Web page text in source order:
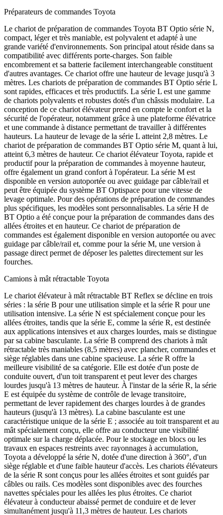
Préparateurs de commandes Toyota
Le chariot de préparation de commandes Toyota BT Optio série N,
compact, léger et très maniable, est polyvalent et adapté à une
grande variété d'environnements. Son principal atout réside dans sa
compatibilité avec différents porte-charges. Son faible
encombrement et sa batterie facilement interchangeable constituent
d'autres avantages. Ce chariot offre une hauteur de levage jusqu'à 3
mètres. Les chariots de préparation de commandes BT Optio série L
sont rapides, efficaces et très productifs. La série L est une gamme
de chariots polyvalents et robustes dotés d'un châssis modulaire. La
conception de ce chariot élévateur prend en compte le confort et la
sécurité de l'opérateur, notamment grâce à une plateforme élévatrice
et une commande à distance permettant de travailler à différentes
hauteurs. La hauteur de levage de la série L atteint 2,8 mètres. Le
chariot de préparation de commandes BT Optio série M, quant à lui,
atteint 6,3 mètres de hauteur. Ce chariot élévateur Toyota, rapide et
productif pour la préparation de commandes à moyenne hauteur,
offre également un grand confort à l'opérateur. La série M est
disponible en version autoportée ou avec guidage par câble/rail et
peut être équipée du système BT Optispace pour une vitesse de
levage optimale. Pour des opérations de préparation de commandes
plus spécifiques, les modèles sont personnalisables. La série H de
BT Optio a été conçue pour la préparation de commandes dans des
allées étroites et en hauteur. Ce chariot de préparation de
commandes est également disponible en version autoportée ou avec
guidage par câble/rail et, comme pour la série M, une version à
passage direct permet de déposer les palettes directement sur les
fourches.
Camions à mât rétractable Toyota
Le chariot élévateur à mât rétractable BT Reflex se décline en trois
séries : la série B pour une utilisation simple et la série R pour une
utilisation intensive. La série N est spécialement conçue pour les
allées étroites, tandis que la série E, comme la série R, est destinée
aux applications intensives et aux charges lourdes, mais se distingue
par sa cabine basculante. La série B comprend des chariots à mât
rétractable très maniables (8,5 mètres) avec plancher, commandes et
siège réglables dans une cabine spacieuse. La série R offre la
meilleure visibilité de sa catégorie. Elle est dotée d'un poste de
conduite ouvert, d'un toit transparent et peut lever des charges
lourdes jusqu'à 13 mètres de hauteur. À l'instar de la série R, la série
E est équipée du système de contrôle de levage transitoire,
permettant de lever rapidement des charges lourdes à de grandes
hauteurs (jusqu'à 13 mètres). La cabine basculante est une
caractéristique unique de la série E ; associée au toit transparent et au
mât spécialement conçu, elle offre au conducteur une visibilité
optimale sur la charge déplacée. Pour le stockage en blocs ou les
travaux en espaces restreints avec rayonnages à accumulation,
Toyota a développé la série N, dotée d'une direction à 360°, d'un
siège réglable et d'une faible hauteur d'accès. Les chariots élévateurs
de la série R sont conçus pour les allées étroites et sont guidés par
câbles ou rails. Ces modèles sont disponibles avec des fourches
navettes spéciales pour les allées les plus étroites. Ce chariot
élévateur à conducteur abaissé permet de conduire et de lever
simultanément jusqu'à 11,3 mètres de hauteur. Les chariots